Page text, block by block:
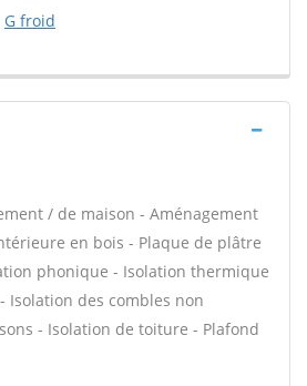
G froid
/ de maison - Aménagement
en bois - Plaque de plâtre
phonique - Isolation thermique
Isolation des combles non
- Isolation de toiture - Plafond